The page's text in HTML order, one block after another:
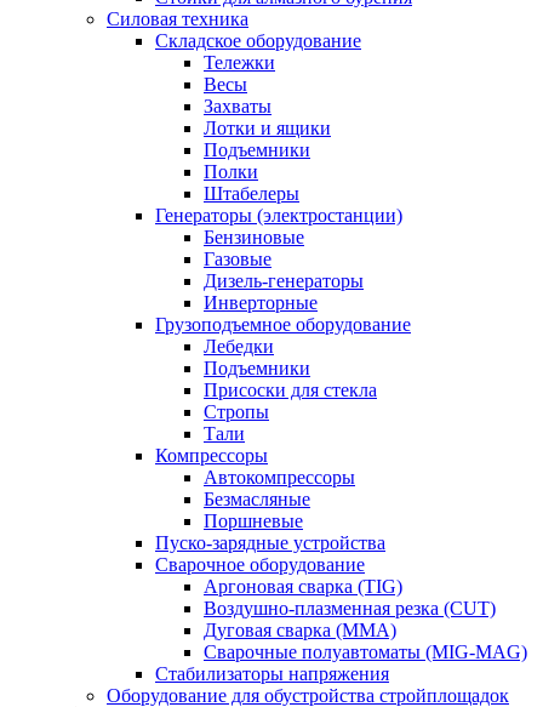
Силовая техника
Складское оборудование
Тележки
Весы
Захваты
Лотки и ящики
Подъемники
Полки
Штабелеры
Генераторы (электростанции)
Бензиновые
Газовые
Дизель-генераторы
Инверторные
Грузоподъемное оборудование
Лебедки
Подъемники
Присоски для стекла
Стропы
Тали
Компрессоры
Автокомпрессоры
Безмасляные
Поршневые
Пуско-зарядные устройства
Сварочное оборудование
Аргоновая сварка (TIG)
Воздушно-плазменная резка (CUT)
Дуговая сварка (ММА)
Сварочные полуавтоматы (MIG-MAG)
Стабилизаторы напряжения
Оборудование для обустройства стройплощадок